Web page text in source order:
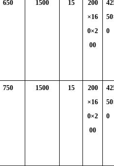
650 1500 15
200
×16
0×2
00
0
750 1500 15
200
×16
0×2
00
0